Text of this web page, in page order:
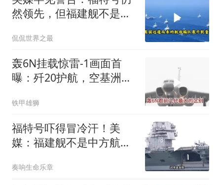
然领先，但福建舰不是中
侃侃世界之最
轰6N挂载惊雷-1画面首
曝：歼20护航，空基洲际
铁甲雄狮
福特号吓得冒冷汗！美
媒：福建舰不是中方航母
奏响生命乐章